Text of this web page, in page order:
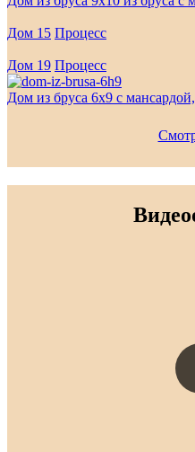
Дом 15 Процесс
Дом 19 Процесс
Дом из бруса 6х9 с